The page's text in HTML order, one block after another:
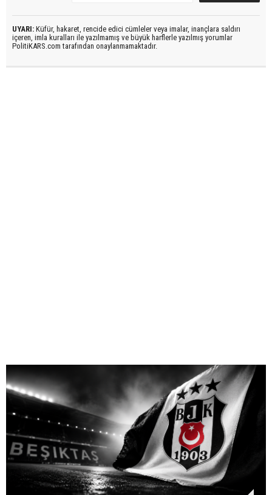
UYARI: Küfür, hakaret, rencide edici cümleler veya imalar, inançlara saldırı
içeren, imla kuralları ile yazılmamış ve büyük harflerle yazılmış yorumlar
PolitiKARS.com tarafından onaylanmamaktadır.